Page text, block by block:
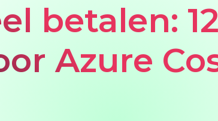
betalen: 12
Azure